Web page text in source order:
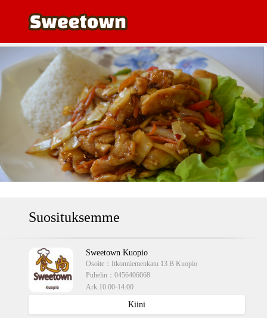
Suosituksemme
Sweetown Kuopio
Osoite：
Itkonniemenkatu 13 B Kuopio
Puhelin：0456406068
Ark.10:00-14:00
Kiini